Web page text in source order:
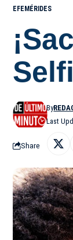
EFEMÉRIDES
Last
By
Share